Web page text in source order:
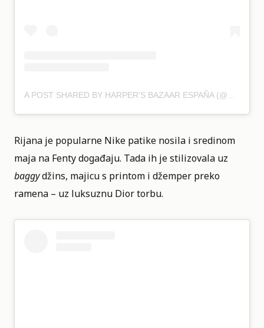
Rijana je popularne Nike patike nosila i sredinom
maja na Fenty događaju. Tada ih je stilizovala uz
baggydžins, majicu s printom i džemper preko
ramena – uz luksuznu Dior torbu.